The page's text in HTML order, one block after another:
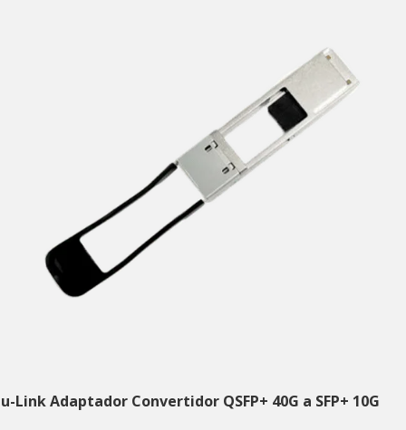
Link Adaptador Convertidor QSFP+ 40G a SFP+ 10G